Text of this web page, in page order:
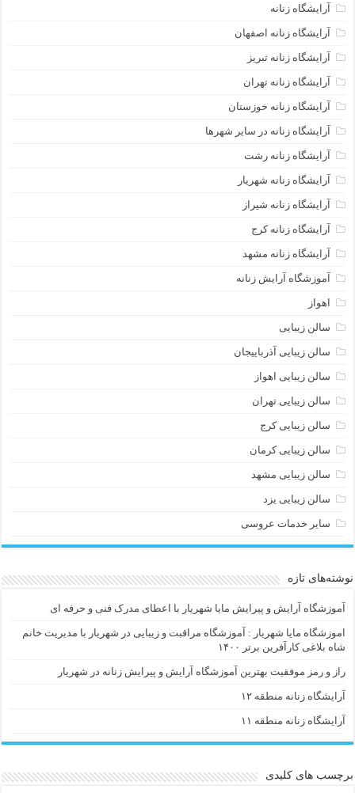
آرایشگاه زنانه
آرایشگاه زنانه اصفهان
آرایشگاه زنانه تبریز
آرایشگاه زنانه تهران
آرایشگاه زنانه خوزستان
آرایشگاه زنانه در سایر شهرها
آرایشگاه زنانه رشت
آرایشگاه زنانه شهریار
آرایشگاه زنانه شیراز
آرایشگاه زنانه کرج
آرایشگاه زنانه مشهد
آموزشگاه آرایش زنانه
اهواز
سالن زیبایی
سالن زیبایی آذرباییجان
سالن زیبایی اهواز
سالن زیبایی تهران
سالن زیبایی کرج
سالن زیبایی کرمان
سالن زیبایی مشهد
سالن زیبایی یزد
سایر خدمات عروسی
نوشته‌های تازه
آموزشگاه آرایش و پیرایش مایا شهریار با اعطای مدرک فنی و حرفه ای
اموزشگاه مایا شهریار : آموزشگاه مراقبت و زیبایی در شهریار با مدیریت خانم
شاه بلاغی کارآفرین برتر ۱۴۰۰
راز و رمز موفقیت بهترین آموزشگاه آرایش و پیرایش زنانه در شهریار
آرایشگاه زنانه منطقه ۱۲
آرایشگاه زنانه منطقه ۱۱
برچسب های کلیدی